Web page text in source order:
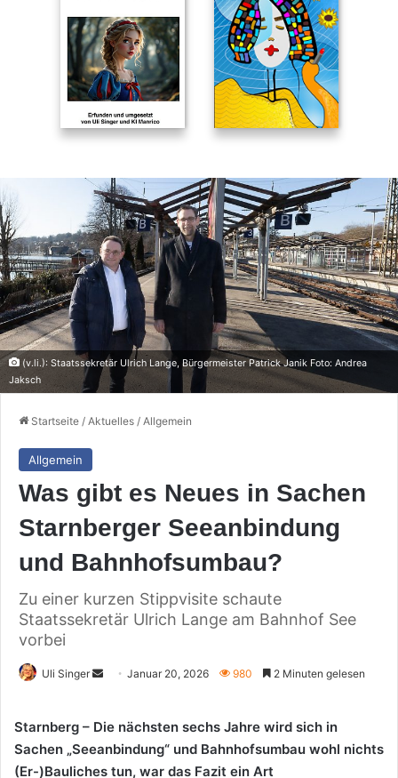
(v.li.): Staatssekretär Ulrich Lange, Bürgermeister Patrick Janik Foto: Andrea
Jaksch
Startseite / Aktuelles / Allgemein
Allgemein
Was gibt es Neues in Sachen
Starnberger Seeanbindung
und Bahnhofsumbau?
Zu einer kurzen Stippvisite schaute
Staatssekretär Ulrich Lange am Bahnhof See
vorbei
Uli Singer
Sende
E-
Mail
Januar 20, 2026 980 2 Minuten gelesen
Starnberg – Die nächsten sechs Jahre wird sich in
Sachen „Seeanbindung“ und Bahnhofsumbau wohl nichts
(Er-)Bauliches tun, war das Fazit ein Art